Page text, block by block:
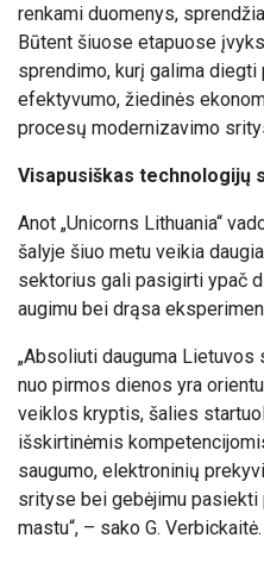
renkami duomenys,
Būtent šiuose etapuose
sprendimo, kurį galima
efektyvumo, žiedinės
procesų modernizavimo
Visapusiškas technologijų
Anot „Unicorns Lithuania“
šalyje šiuo metu veikia
sektorius gali pasigirti ypač
augimu bei drąsa
„Absoliuti dauguma
nuo pirmos dienos yra
veiklos kryptis, šalies
išskirtinėmis
saugumo, elektroninių
srityse bei gebėjimu
mastu“, – sako G. Verbickaitė.